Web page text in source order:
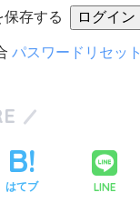
保存する
パスワードリセット
はてブ LINE